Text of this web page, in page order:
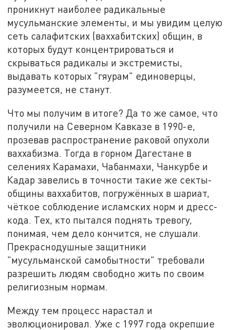
проникнут наиболее радикальные
мусульманские элементы, и мы увидим целую
сеть салафитских (ваххабитских) общин, в
которых будут концентрироваться и
скрываться радикалы и экстремисты,
выдавать которых "гяурам" единоверцы,
разумеется, не станут.
Что мы получим в итоге? Да то же самое, что
получили на Северном Кавказе в 1990-е,
прозевав распространение раковой опухоли
ваххабизма. Тогда в горном Дагестане в
селениях Карамахи, Чабанмахи, Чанкурбе и
Кадар завелись в точности такие же секты-
общины ваххабитов, погружённых в шариат,
чёткое соблюдение исламских норм и дресс-
кода. Тех, кто пытался поднять тревогу,
понимая, чем дело кончится, не слушали.
Прекраснодушные защитники
"мусульманской самобытности" требовали
разрешить людям свободно жить по своим
религиозным нормам.
Между тем процесс нарастал и
эволюционировал. Уже с 1997 года окрепшие